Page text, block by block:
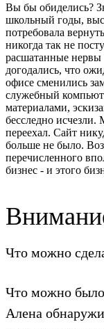
Вы бы обиделись?
школьный годы,
потребовала
никогда так не
расшатанные
догодались, что
офисе сменились
служебный
материалами,
бесследно
переехал. Сайт
больше не было.
перечисленного
бизнес - и этого
Что можно
Что можно было
Алена